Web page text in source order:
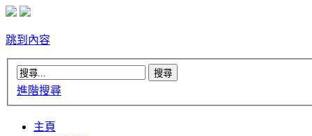
跳到內容
進階搜尋
主頁